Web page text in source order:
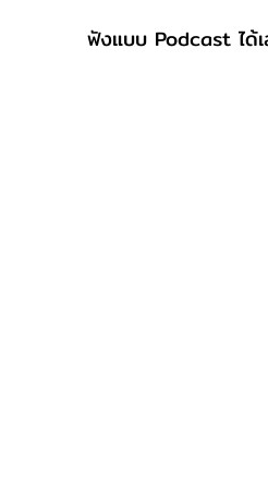
ฟังแบบ Podcast ได้